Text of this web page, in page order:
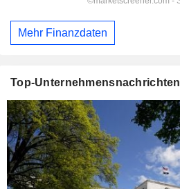
Mehr Finanzdaten
Top-Unternehmensnachrichten